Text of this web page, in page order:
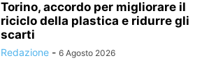
Torino, accordo per migliorare il
riciclo della plastica e ridurre gli
scarti
Redazione - 6 Agosto 2026